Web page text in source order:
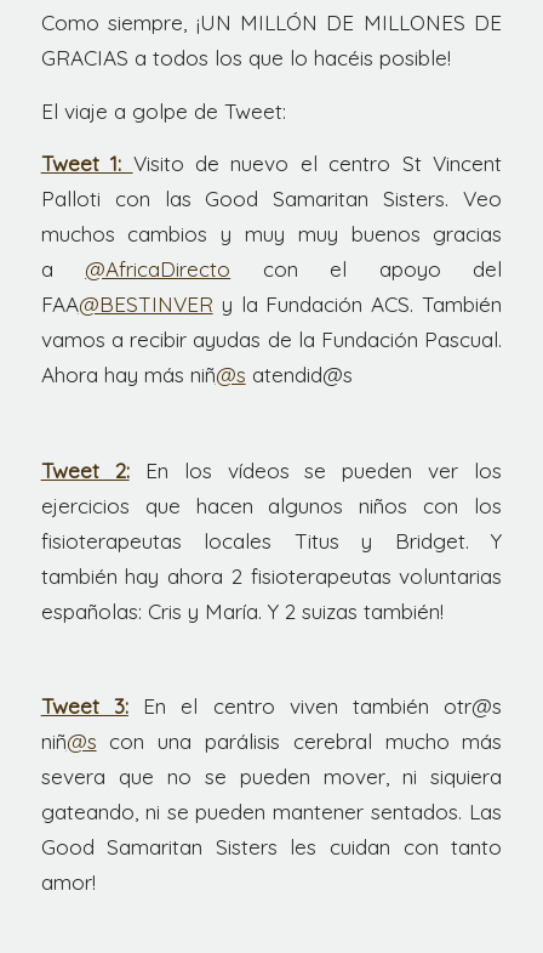
Como siempre, ¡UN MILLÓN DE MILLONES DE
GRACIAS a todos los que lo hacéis posible!
El viaje a golpe de Tweet:
Tweet 1: Visito de nuevo el centro St Vincent
Palloti con las Good Samaritan Sisters. Veo
muchos cambios y muy muy buenos gracias
a @AfricaDirecto con el apoyo del
FAA@BESTINVER y la Fundación ACS. También
vamos a recibir ayudas de la Fundación Pascual.
Ahora hay más niñ@s atendid@s
Tweet 2:
En los vídeos se pueden ver los
ejercicios que hacen algunos niños con los
fisioterapeutas locales Titus y Bridget. Y
también hay ahora 2 fisioterapeutas voluntarias
españolas: Cris y María. Y 2 suizas también!
Tweet 3:
En el centro viven también otr@s
niñ@s con una parálisis cerebral mucho más
severa que no se pueden mover, ni siquiera
gateando, ni se pueden mantener sentados. Las
Good Samaritan Sisters les cuidan con tanto
amor!